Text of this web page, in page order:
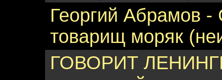
Георгий Абрамов
товарищ моряк
ГОВОРИТ